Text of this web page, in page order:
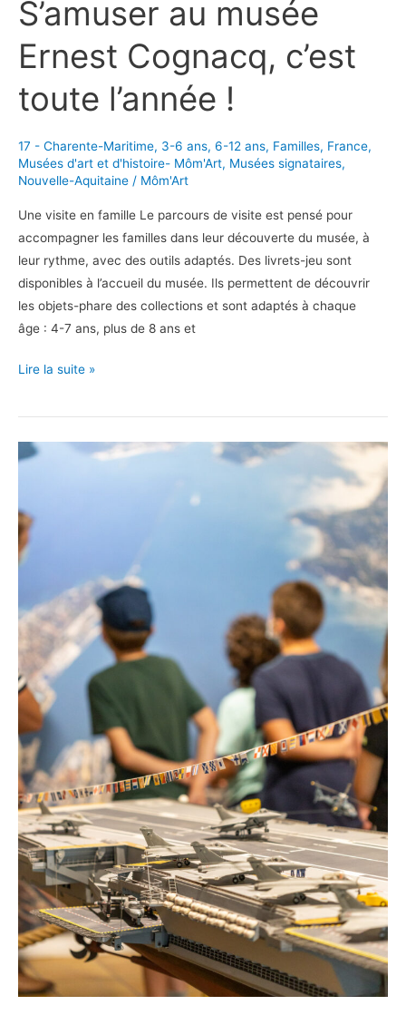
S’amuser au musée
Ernest Cognacq, c’est
toute l’année !
17 - Charente-Maritime, 3-6 ans, 6-12 ans, Familles, France,
Musées d'art et d'histoire- Môm'Art, Musées signataires,
Nouvelle-Aquitaine / Môm'Art
Une visite en famille Le parcours de visite est pensé pour
accompagner les familles dans leur découverte du musée, à
leur rythme, avec des outils adaptés. Des livrets-jeu sont
disponibles à l’accueil du musée. Ils permettent de découvrir
les objets-phare des collections et sont adaptés à chaque
âge : 4-7 ans, plus de 8 ans et
S’amuser
musée
Cognacq,
toute
l’année !
Lire la suite »